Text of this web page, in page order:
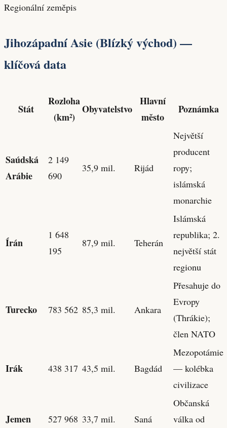
Regionální zeměpis
Jihozápadní Asie (Blízký východ) —
klíčová data
Stát
Rozloha
(km²)
Obyvatelstvo
Hlavní
město
Poznámka
Saúdská
Arábie
2 149
690
35,9 mil. Rijád
Největší
producent
ropy;
islámská
monarchie
Írán
1 648
195
87,9 mil. Teherán
Islámská
republika; 2.
největší stát
regionu
Turecko 783 562 85,3 mil. Ankara
Přesahuje do
Evropy
(Thrákie);
člen NATO
Irák 438 317 43,5 mil. Bagdád
Mezopotámie
— kolébka
civilizace
Jemen 527 968 33,7 mil. Saná
Občanská
válka od